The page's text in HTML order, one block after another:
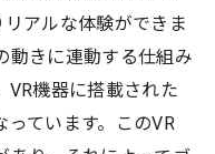
アルな体験ができま
動きに連動する仕組み
VR機器に搭載された
ています。このVR